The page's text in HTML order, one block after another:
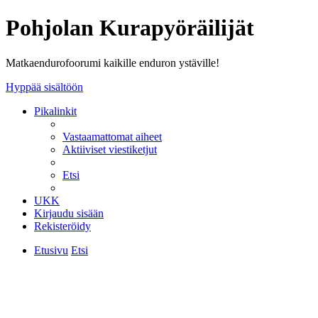
Pohjolan Kurapyöräilijät
Matkaendurofoorumi kaikille enduron ystäville!
Hyppää sisältöön
Pikalinkit
Vastaamattomat aiheet
Aktiiviset viestiketjut
Etsi
UKK
Kirjaudu sisään
Rekisteröidy
Etusivu Etsi